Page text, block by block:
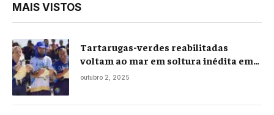
MAIS VISTOS
Tartarugas-verdes reabilitadas
voltam ao mar em soltura inédita em
Praia Seca
outubro 2, 2025